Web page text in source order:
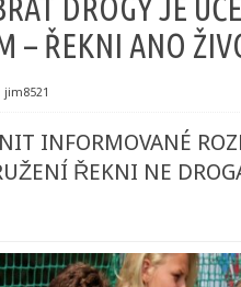
DROGY JE
– ŘEKNI ANO
jim8521
INFORMOVANÉ
ŘEKNI NE